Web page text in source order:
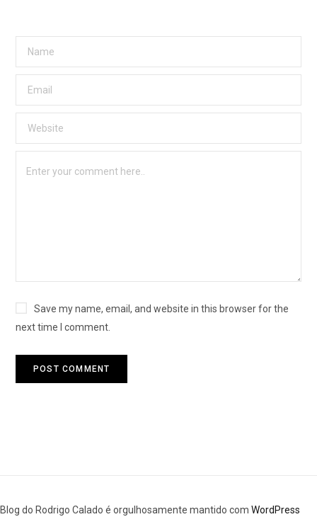
Save my name, email, and website in this browser for the
next time I comment.
Blog do Rodrigo Calado é orgulhosamente mantido com WordPress